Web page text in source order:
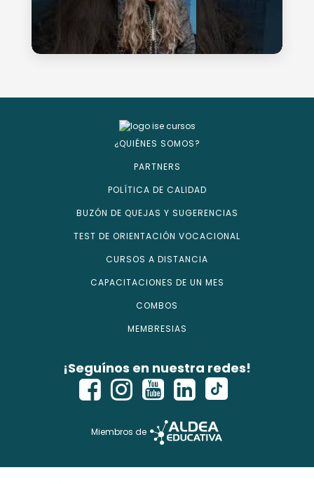
¿QUIÉNES SOMOS?
PARTNERS
POLÍTICA DE CALIDAD
BUZÓN DE QUEJAS Y SUGERENCIAS
TEST DE ORIENTACIÓN VOCACIONAL
CURSOS A DISTANCIA
CAPACITACIONES DE UN MES
COMBOS
MEMBRESIAS
¡Seguínos en nuestra redes!
Miembros de